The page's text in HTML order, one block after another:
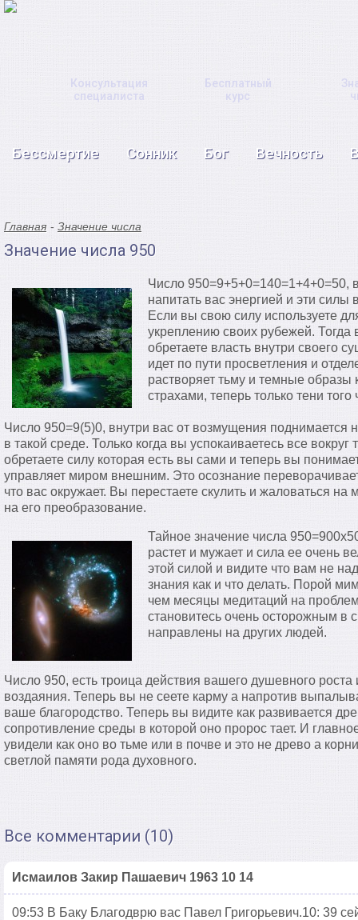
Консультация
специалиста
Бесплатный
курс
Бессмертие Сонник Бог Вечность
Главная Значение числа
Значение числа 950
Число 950=9+5+0=140=1+4+0=50,
напитать вас энергией и эти
Если вы свою силу используете
укреплению своих рубежей.
обретаете власть внутри своего
идет по пути просветления и
растворяет тьму и темные образы
страхами, теперь только тени
Число 950=9(5)0, внутри вас от возмущения поднимается
в такой среде. Только когда вы успокаиваетесь все
обретаете силу которая есть вы сами и теперь вы
управляет миром внешним. Это осознание
что вас окружает. Вы перестаете скулить и жаловаться
на его преобразование.
Тайное значение числа
растет и мужает и сила ее очень
этой силой и видите что вам не
знания как и что делать. Порой
чем месяцы медитаций на
становитесь очень осторожным в
направлены на других людей.
Число 950, есть троица действия вашего душевного
воздаяния. Теперь вы не сеете карму а напротив
ваше благородство. Теперь вы видите как развивается
сопротивление среды в которой оно пророс тает. И
увидели как оно во тьме или в почве и это не древо а
светлой памяти рода духовного.
Все комментарии (10)
Исмаилов Закир Пашаевич 1963 10 14
09:53 В Баку Благодврю вас Павел Григорьевич.10: 39